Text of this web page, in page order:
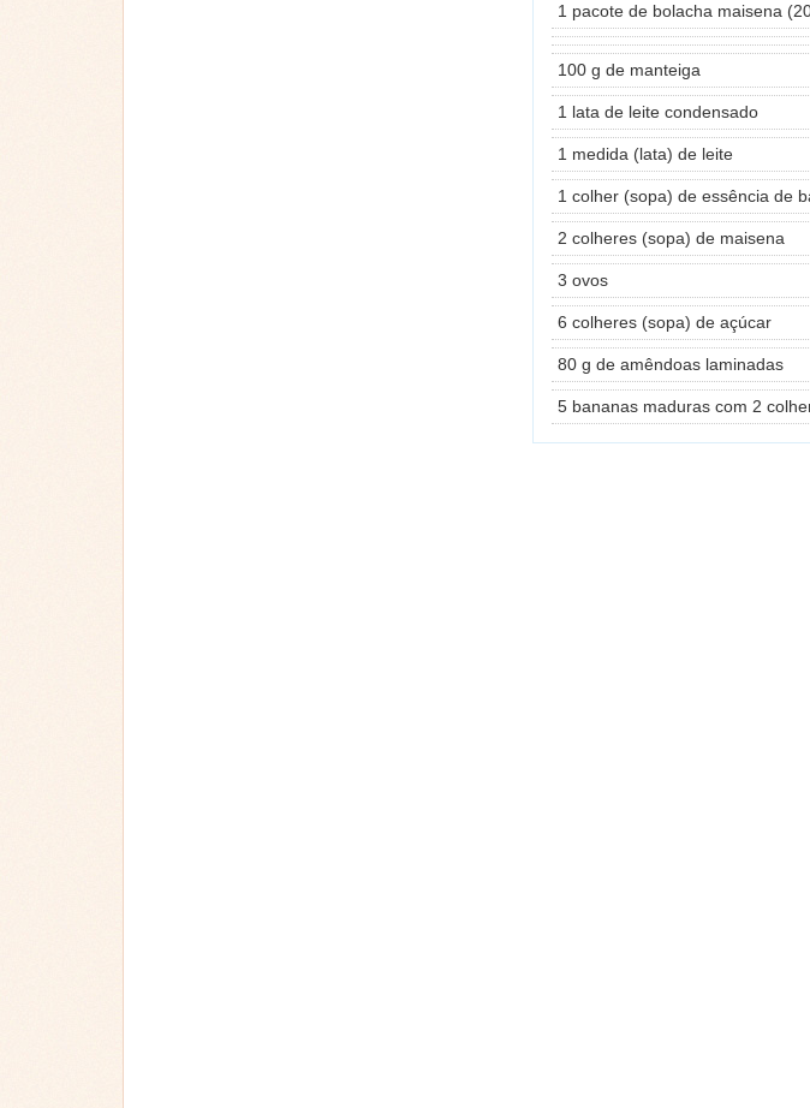
1 pacote de bolacha maisena
100 g de manteiga
1 lata de leite condensado
1 medida (lata) de leite
1 colher (sopa) de essência de
2 colheres (sopa) de maisena
3 ovos
6 colheres (sopa) de açúcar
80 g de amêndoas laminadas
5 bananas maduras com 2